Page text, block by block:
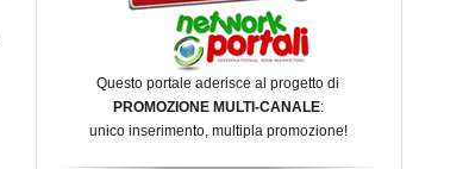
Questo portale aderisce al progetto di
PROMOZIONE MULTI-CANALE:
unico inserimento, multipla promozione!